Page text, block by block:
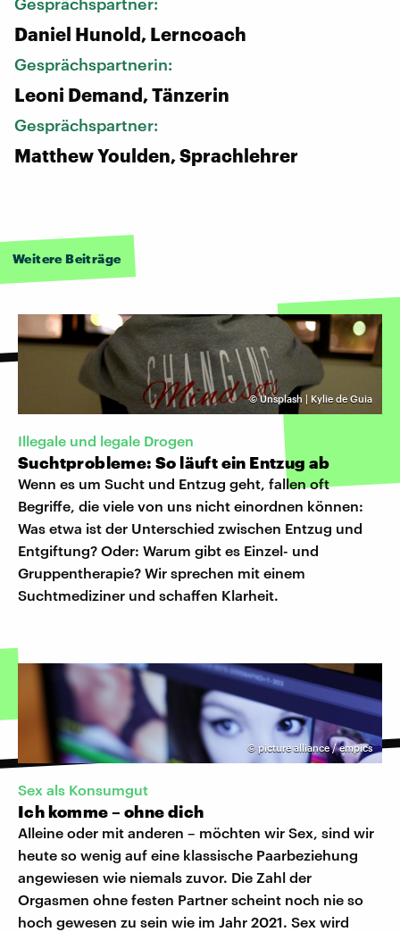
Daniel Hunold, Lerncoach
Gesprächspartnerin:
Leoni Demand, Tänzerin
Gesprächspartner:
Matthew Youlden, Sprachlehrer
Weitere Beiträge
©Unsplash | Kylie de Guia
Illegale und legale Drogen
Suchtprobleme: So läuft ein Entzug ab
Wenn es um Sucht und Entzug geht, fallen oft
Begriffe, die viele von uns nicht einordnen können:
Was etwa ist der Unterschied zwischen Entzug und
Entgiftung? Oder: Warum gibt es Einzel- und
Gruppentherapie? Wir sprechen mit einem
Suchtmediziner und schaffen Klarheit.
© picture alliance / empics
Sex als Konsumgut
Ich komme – ohne dich
Alleine oder mit anderen – möchten wir Sex, sind wir
heute so wenig auf eine klassische Paarbeziehung
angewiesen wie niemals zuvor. Die Zahl der
Orgasmen ohne festen Partner scheint noch nie so
hoch gewesen zu sein wie im Jahr 2021. Sex wird